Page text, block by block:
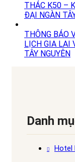
THÁC K50 –
ĐẠI NGÀN
THÔNG BÁO
LỊCH GIA LAI
TÂY NGUYÊN
Danh
Hotel